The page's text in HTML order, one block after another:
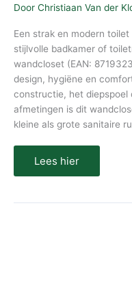
Door Christiaan Van der
Een strak en modern
stijlvolle badkamer of
wandcloset (EAN:
design, hygiëne en
constructie, het diepspoel
afmetingen is dit
kleine als grote sanitaire
Lees hier